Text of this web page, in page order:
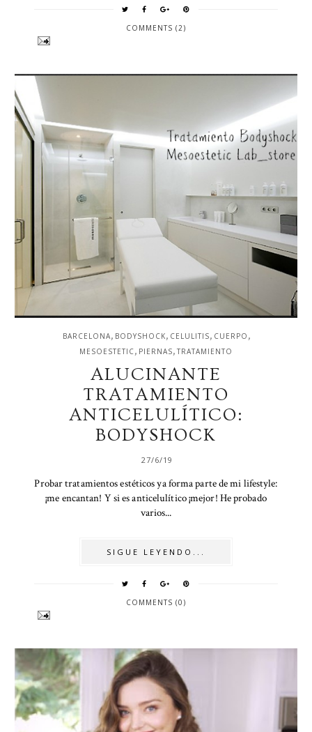
COMMENTS (2)
BARCELONA, BODYSHOCK, CELULITIS, CUERPO ,
MESOESTETIC, PIERNAS, TRATAMIENTO
ALUCINANTE
TRATAMIENTO
ANTICELULÍTICO:
BODYSHOCK
27/6/19
Probar tratamientos estéticos ya forma parte de mi lifestyle:
¡me encantan! Y si es anticelulítico ¡mejor! He probado
varios...
SIGUE LEYENDO...
COMMENTS (0)